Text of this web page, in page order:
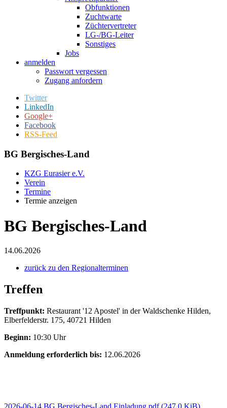
Obfunktionen
Zuchtwarte
Züchtervertreter
LG-/BG-Leiter
Sonstiges
Jobs
anmelden
Passwort vergessen
Zugang anfordern
Twitter
LinkedIn
Google+
Facebook
RSS-Feed
BG Bergisches-Land
KZG Eurasier e.V.
Verein
Termine
Termie anzeigen
BG Bergisches-Land
14.06.2026
zurück zu den Regionalterminen
Treffen
Treffpunkt: Restaurant '12 Apostel' in der Waldschenke Hilden,
Elberfelderstr. 175, 40721 Hilden
Beginn: 10:30 Uhr
Anmeldung erforderlich bis: 12.06.2026
2026-06-14 BG Bergisches-Land Einladung.pdf(247,0 KiB)